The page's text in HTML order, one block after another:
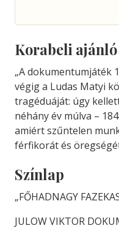
Korabeli ajánló
„A dokumentumjáték
végig a Ludas Matyi
tragéduáját: úgy
néhány év múlva –
amiért szűntelen
férfikorát és
Színlap
„FŐHADNAGY
JULOW VIKTOR